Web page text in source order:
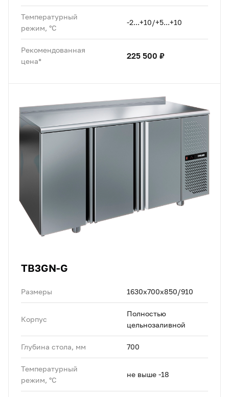
Температурный
режим, °C
-2...+10/+5...+10
Рекомендованная
цена*
225 500 ₽
TB3GN-G
Размеры 1630х700х850/910
Корпус
Полностью
цельнозаливной
Глубина стола, мм 700
Температурный
режим, °C
не выше -18